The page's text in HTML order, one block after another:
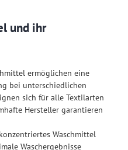
und ihr
ermöglichen eine
bei unterschiedlichen
sich für alle Textilarten
Hersteller garantieren
Waschmittel
Waschergebnisse